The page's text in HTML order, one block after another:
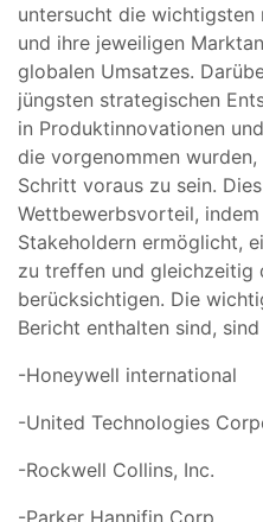
untersucht die wichtigsten
und ihre jeweiligen
globalen Umsatzes.
jüngsten strategischen
in Produktinnovationen
die vorgenommen
Schritt voraus zu sein.
Wettbewerbsvorteil, indem
Stakeholdern ermöglicht,
zu treffen und gleichzeitig
berücksichtigen. Die
Bericht enthalten sind, sind
-Honeywell international
-United Technologies
-Rockwell Collins, Inc.
-Parker Hannifin Corp.